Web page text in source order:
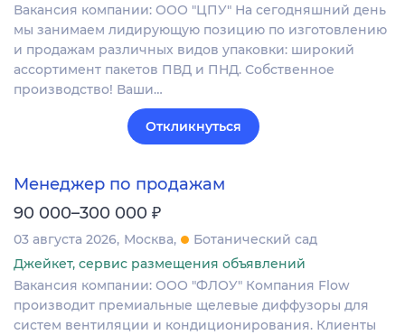
Вакансия компании: ООО "ЦПУ" На сегодняшний день
мы занимаем лидирующую позицию по изготовлению
и продажам различных видов упаковки: широкий
ассортимент пакетов ПВД и ПНД. Собственное
производство! Ваши…
Откликнуться
Менеджер по продажам
90 000–300 000 ₽
03 августа 2026 Москва
Ботанический сад
Джейкет, сервис размещения объявлений
Вакансия компании: ООО "ФЛОУ" Компания Flow
производит премиальные щелевые диффузоры для
систем вентиляции и кондиционирования. Клиенты